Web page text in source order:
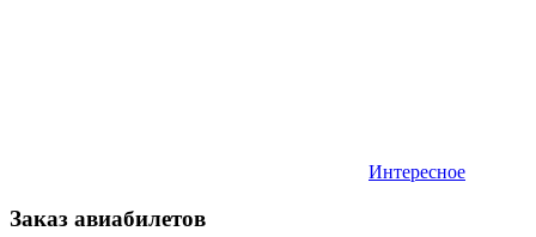
Интересное
Заказ авиабилетов